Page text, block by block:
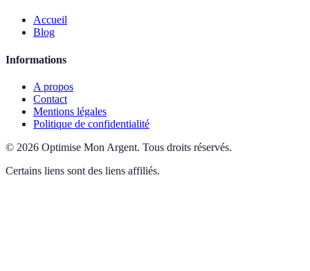
Accueil
Blog
Informations
A propos
Contact
Mentions légales
Politique de confidentialité
© 2026 Optimise Mon Argent. Tous droits réservés.
Certains liens sont des liens affiliés.